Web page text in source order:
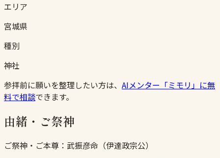
エリア
宮城県
種別
神社
参拝前に願いを整理したい方は、 AIメンター「ミモリ」に無
料で相談できます。
由緒・ご祭神
ご祭神・ご本尊： 武振彦命（伊達政宗公）